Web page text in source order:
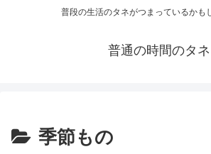
普段の生活のタネがつまっているかも
普通の時間のタネ
季節もの